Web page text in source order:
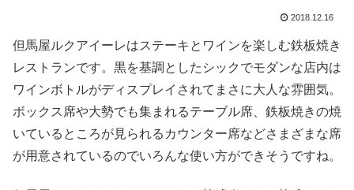
2018.12.16
但馬屋ルクアイーレはステーキとワインを楽しむ鉄板焼き
レストランです。黒を基調としたシックでモダンな店内は
ワインボトルがディスプレイされてまさに大人な雰囲気。
ボックス席や大勢でも集まれるテーブル席、鉄板焼きの焼
いているところが見られるカウンター席などさまざまな席
が用意されているのでいろんな使い方ができそうですね。